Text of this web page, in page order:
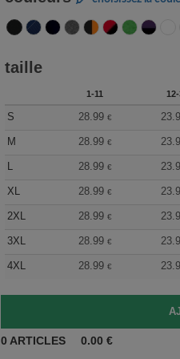
taille
1-11
S 28.99 €
M 28.99 €
L 28.99 €
XL 28.99 €
2XL 28.99 €
3XL 28.99 €
4XL 28.99 €
0 ARTICLES 0.00 €